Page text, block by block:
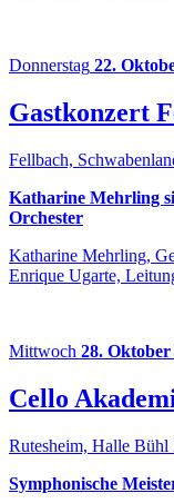
Donnerstag 22.
Gastkonzert
Fellbach,
Katharine Mehrling
Orchester
Katharine Mehrling,
Enrique Ugarte,
Mittwoch 28. Oktober
Cello
Rutesheim, Halle Bühl
Symphonische